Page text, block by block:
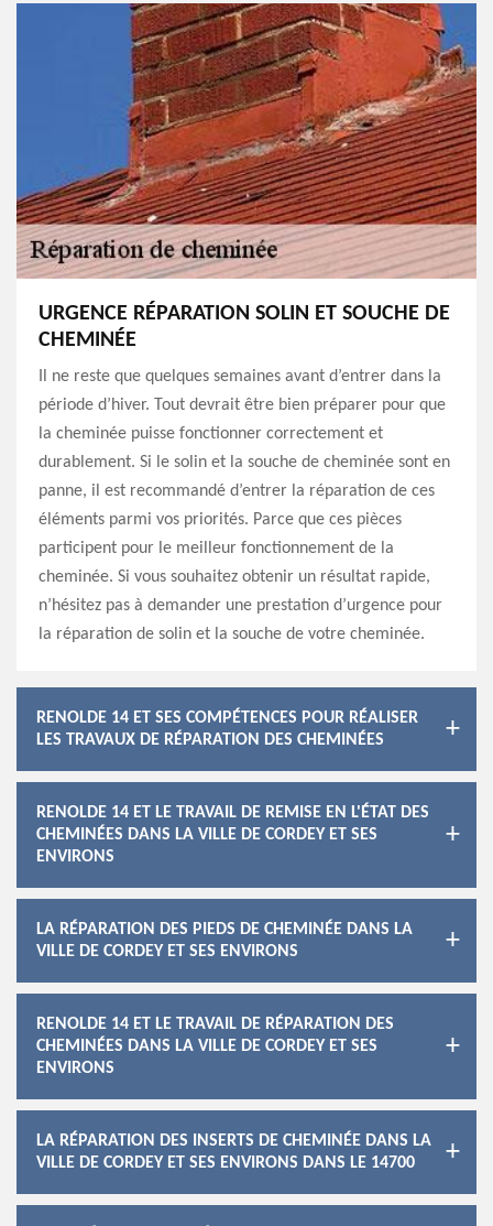
URGENCE RÉPARATION SOLIN ET SOUCHE DE
CHEMINÉE
Il ne reste que quelques semaines avant d’entrer dans la
période d’hiver. Tout devrait être bien préparer pour que
la cheminée puisse fonctionner correctement et
durablement. Si le solin et la souche de cheminée sont en
panne, il est recommandé d’entrer la réparation de ces
éléments parmi vos priorités. Parce que ces pièces
participent pour le meilleur fonctionnement de la
cheminée. Si vous souhaitez obtenir un résultat rapide,
n’hésitez pas à demander une prestation d’urgence pour
la réparation de solin et la souche de votre cheminée.
RENOLDE 14 ET SES COMPÉTENCES POUR RÉALISER
LES TRAVAUX DE RÉPARATION DES CHEMINÉES
RENOLDE 14 ET LE TRAVAIL DE REMISE EN L'ÉTAT DES
CHEMINÉES DANS LA VILLE DE CORDEY ET SES
ENVIRONS
LA RÉPARATION DES PIEDS DE CHEMINÉE DANS LA
VILLE DE CORDEY ET SES ENVIRONS
RENOLDE 14 ET LE TRAVAIL DE RÉPARATION DES
CHEMINÉES DANS LA VILLE DE CORDEY ET SES
ENVIRONS
LA RÉPARATION DES INSERTS DE CHEMINÉE DANS LA
VILLE DE CORDEY ET SES ENVIRONS DANS LE 14700